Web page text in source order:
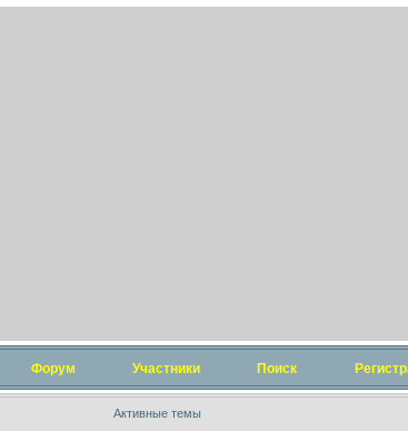
Форум Участники Поиск
Активные темы